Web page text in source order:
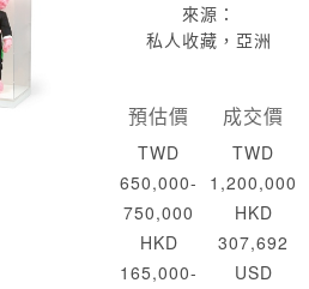
來源：
私人收藏，亞洲
預估價
TWD
650,000-
750,000
HKD
165,000-
成交價
TWD
1,200,000
HKD
307,692
USD